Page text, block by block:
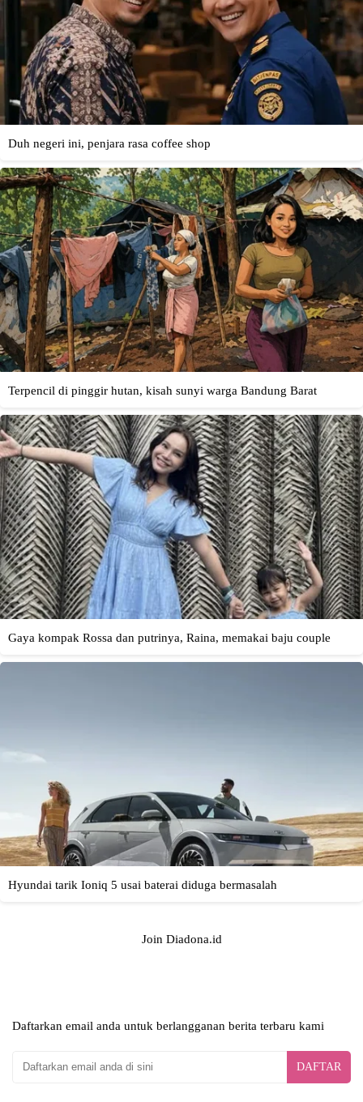
Join Diadona.id
Daftarkan email anda untuk berlangganan berita terbaru kami
DAFTAR